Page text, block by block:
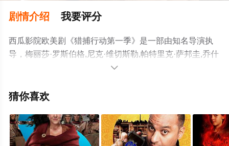
剧情介绍 我要评分
西瓜影院欧美剧《猎捕行动第一季》是一部由知名导演执
导，梅丽莎·罗斯伯格,尼克·维切斯勒,帕特里克·萨邦圭,乔什
·,麦肯锡,萨拉·加西亚,扎布丽娜·格瓦拉,卡瑞·玛切特,西沃恩·
沃,Kyra,Leroux,Sydney,Bell,Wonser,De-Gbon,Arvin,Sh等
整版电视剧全集就上西瓜影视，更多相关信息可移步至豆
瓣电视剧、电视猫或剧情网等平台了解。

猜你喜欢